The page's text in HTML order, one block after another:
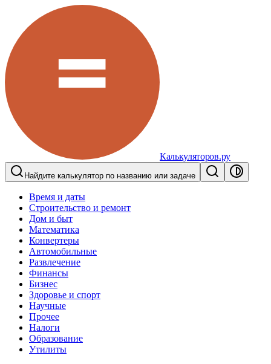
Калькуляторов.ру
Найдите калькулятор по названию или задаче
Время и даты
Строительство и ремонт
Дом и быт
Математика
Конвертеры
Автомобильные
Развлечение
Финансы
Бизнес
Здоровье и спорт
Научные
Прочее
Налоги
Образование
Утилиты